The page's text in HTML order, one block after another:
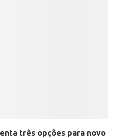
três opções para novo